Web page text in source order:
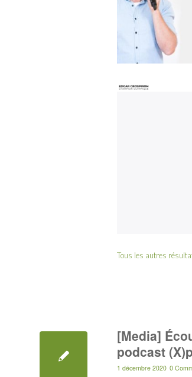
Tous les autres
[Media]
podcast
1 décembre 2020 0